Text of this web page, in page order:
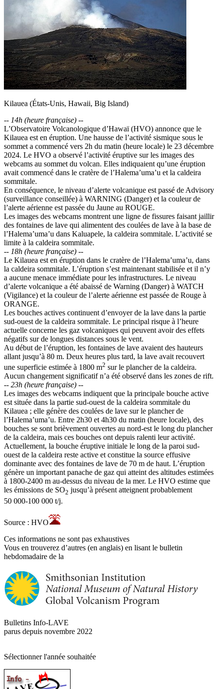
Kilauea (États-Unis, Hawaii, Big Island)
-- 14h (heure française) --
L’Observatoire Volcanologique d’Hawaï (HVO) annonce que le
Kilauea est en éruption. Une hausse de l’activité sismique sous le
sommet a commencé vers 2h du matin (heure locale) le 23 décembre
2024. Le HVO a observé l’activité éruptive sur les images des
webcams au sommet du volcan. Elles indiquaient qu’une éruption
avait commencé dans le cratère de l’Halema’uma’u et la caldeira
sommitale.
En conséquence, le niveau d’alerte volcanique est passé de Advisory
(surveillance conseillée) à WARNING (Danger) et la couleur de
l’alerte aérienne est passée du Jaune au ROUGE.
Les images des webcams montrent une ligne de fissures faisant jaillir
des fontaines de lave qui alimentent des coulées de lave à la base de
l’Halema’uma’u dans Kaluapele, la caldeira sommitale. L’activité se
limite à la caldeira sommitale.
-- 18h (heure française) --
Le Kilauea est en éruption dans le cratère de l’Halema’uma’u, dans
la caldeira sommitale. L’éruption s’est maintenant stabilisée et il n’y
a aucune menace immédiate pour les infrastructures. Le niveau
d’alerte volcanique a été abaissé de Warning (Danger) à WATCH
(Vigilance) et la couleur de l’alerte aérienne est passée de Rouge à
ORANGE.
Les bouches actives continuent d’envoyer de la lave dans la partie
sud-ouest de la caldeira sommitale. Le principal risque à l’heure
actuelle concerne les gaz volcaniques qui peuvent avoir des effets
négatifs sur de longues distances sous le vent.
Au début de l’éruption, les fontaines de lave avaient des hauteurs
allant jusqu’à 80 m. Deux heures plus tard, la lave avait recouvert
une superficie estimée à 1800 m2 sur le plancher de la caldeira.
Aucun changement significatif n’a été observé dans les zones de rift.
-- 23h (heure française) --
Les images des webcams indiquent que la principale bouche active
est située dans la partie sud-ouest de la caldeira sommitale du
Kilauea ; elle génère des coulées de lave sur le plancher de
l’Halema’uma’u. Entre 2h30 et 4h30 du matin (heure locale), des
bouches se sont brièvement ouvertes au nord-est le long du plancher
de la caldeira, mais ces bouches ont depuis ralenti leur activité.
Actuellement, la bouche éruptive initiale le long de la paroi sud-
ouest de la caldeira reste active et constitue la source effusive
dominante avec des fontaines de lave de 70 m de haut. L’éruption
génère un important panache de gaz qui atteint des altitudes estimées
à 1800-2400 m au-dessus du niveau de la mer. Le HVO estime que
les émissions de SO2 jusqu’à présent atteignent probablement
50 000-100 000 t/j.
Source : HVO
Ces informations ne sont pas exhaustives
Vous en trouverez d’autres (en anglais) en lisant le bulletin
hebdomadaire de la
Bulletins Info-LAVE
parus depuis novembre 2022
Sélectionner l'année souhaitée